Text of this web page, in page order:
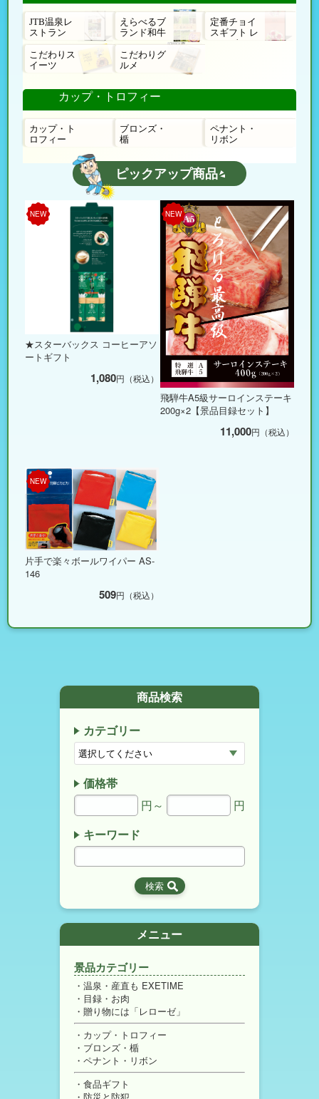
JTB温泉レ
ストラン
えらべるブ
ランド和牛
定番チョイ
スギフト レ
ローゼ
こだわりス
イーツ
こだわりグ
ルメ
カップ・トロフィー
カップ・ト
ロフィー
ブロンズ・
楯
ペナント・
リボン
ピックアップ商品
NEW
★スターバックス コーヒーアソ
ートギフト
1,080円（税込）
NEW
飛騨牛A5級サーロインステーキ
200g×2【景品目録セット】
11,000円（税込）
NEW
片手で楽々ボールワイパー AS-
146
509円（税込）
商品検索
カテゴリー
価格帯
円～
円
キーワード
メニュー
景品カテゴリー
温泉・産直も EXETIME
目録・お肉
贈り物には「レローゼ」
カップ・トロフィー
ブロンズ・楯
ペナント・リボン
食品ギフト